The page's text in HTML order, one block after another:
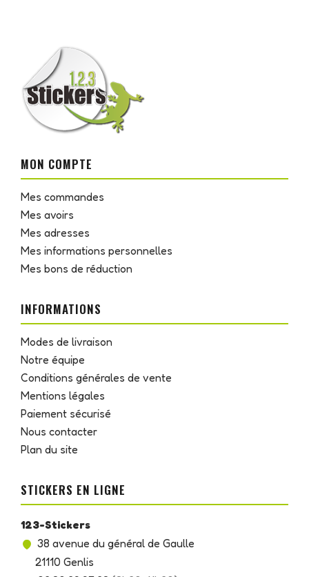
MON COMPTE
Mes commandes
Mes avoirs
Mes adresses
Mes informations personnelles
Mes bons de réduction
INFORMATIONS
Modes de livraison
Notre équipe
Conditions générales de vente
Mentions légales
Paiement sécurisé
Nous contacter
Plan du site
STICKERS EN LIGNE
123-Stickers
38 avenue du général de Gaulle
21110 Genlis